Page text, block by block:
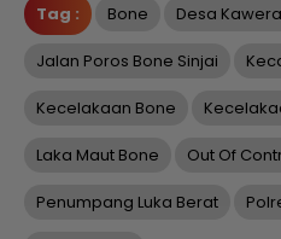
Tag : Bone Desa
Jalan Poros Bone Sinjai
Kecelakaan Bone
Laka Maut Bone Out Of
Penumpang Luka Berat